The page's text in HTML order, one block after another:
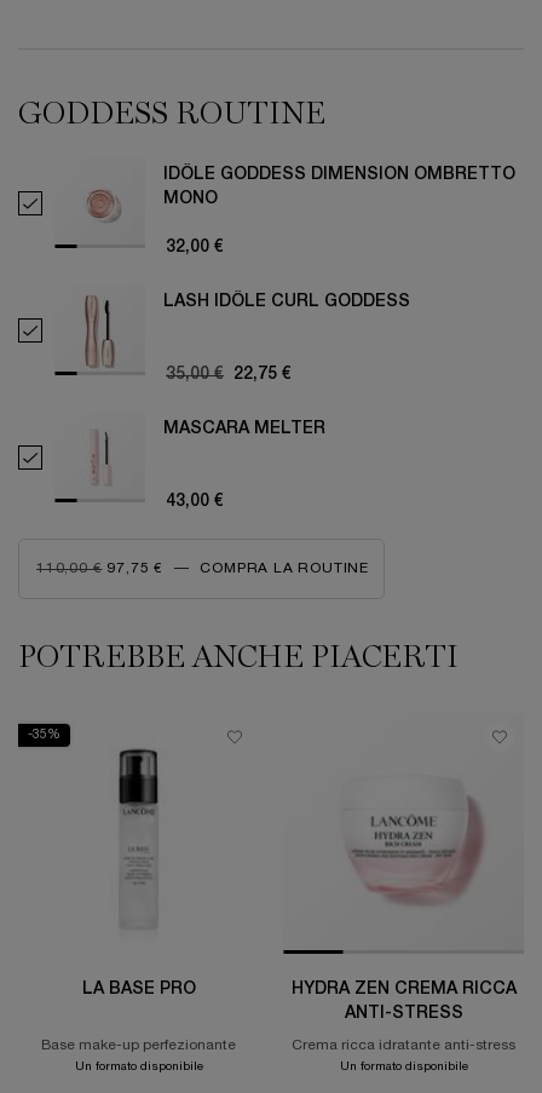
GODDESS ROUTINE
Select Idôle Goddess Dimension Ombretto Mono
IDÔLE GODDESS DIMENSION OMBRETTO
MONO
32,00 €
LASH IDÔLE CURL GODDESS
Old price
35,00 € New price
22,75 €
Select Mascara Melter
MASCARA MELTER
43,00 €
OLD PRICE
110,00 €
NEW PRICE97,75 € ―
COMPRA LA ROUTINE
PDP Slot 1 Section
POTREBBE ANCHE PIACERTI
-35%
LA BASE PRO
Base make-up perfezionante
Un formato disponibile
HYDRA ZEN CREMA RICCA
ANTI-STRESS
Crema ricca idratante anti-stress
Un formato disponibile